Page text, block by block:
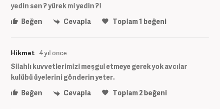
yedin sen ? yürek mi yedin ?!
Beğen
Cevapla Toplam1 beğeni
Hikmet 4 yıl önce
Silahlı kuvvetlerimizi meşgul etmeye gerek yok avcılar
kulübü üyelerini gönderin yeter.
Beğen
Cevapla Toplam2beğeni